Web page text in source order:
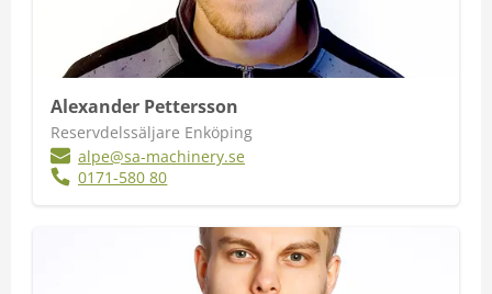
Alexander Pettersson
Reservdelssäljare Enköping
alpe@sa-machinery.se
0171-580 80